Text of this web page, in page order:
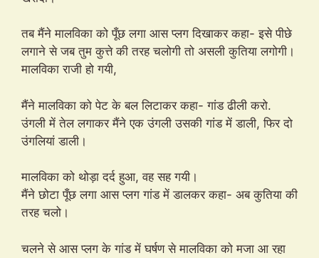
तब मैंने मालविका को पूँछ लगा आस प्लग दिखाकर कहा- इसे पीछे
लगाने से जब तुम कुत्ते की तरह चलोगी तो असली कुतिया लगोगी।
मालविका राजी हो गयी,
मैंने मालविका को पेट के बल लिटाकर कहा- गांड ढीली करो.
उंगली में तेल लगाकर मैंने एक उंगली उसकी गांड में डाली, फिर दो
उंगलियां डाली।
मालविका को थोड़ा दर्द हुआ, वह सह गयी।
मैंने छोटा पूँछ लगा आस प्लग गांड में डालकर कहा- अब कुतिया की
तरह चलो।
चलने से आस प्लग के गांड में घर्षण से मालविका को मजा आ रहा